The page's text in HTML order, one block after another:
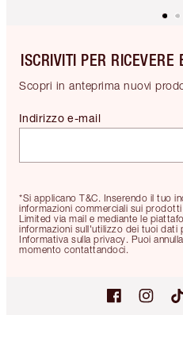
ISCRIVITI PER RICEVERE
Scopri in anteprima nuovi
*Si applicano T&C. Inserendo il tuo
informazioni commerciali sui
Limited via mail e mediante le
informazioni sull'utilizzo dei tuoi dati
Informativa sulla privacy. Puoi
momento contattandoci.
Indirizzo e-mail